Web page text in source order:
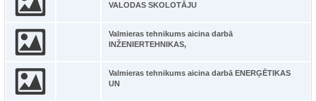
VALODAS SKOLOTĀJU
Valmieras tehnikums aicina darbā
INŽENIERTEHNIKAS,
Valmieras tehnikums aicina darbā ENERĢĒTIKAS
UN